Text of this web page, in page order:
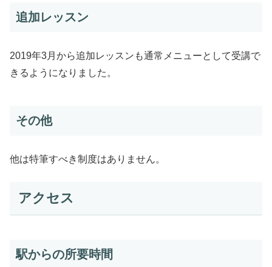
追加レッスン
2019年3月から追加レッスンも通常メニューとして受講で
きるようになりました。
その他
他は特筆すべき制度はありません。
アクセス
駅からの所要時間